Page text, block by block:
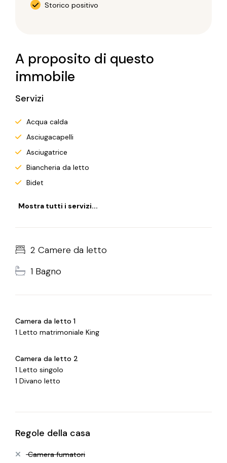
Storico positivo
A proposito di questo
immobile
Servizi
Acqua calda
Asciugacapelli
Asciugatrice
Biancheria da letto
Bidet
Mostra tutti i servizi...
2 Camere da letto
1 Bagno
Camera da letto 1
1 Letto matrimoniale King
Camera da letto 2
1 Letto singolo
1 Divano letto
Regole della casa
Camera fumatori